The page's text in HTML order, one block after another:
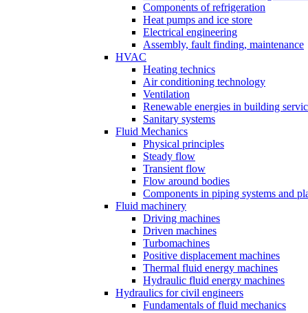
Components of refrigeration
Heat pumps and ice store
Electrical engineering
Assembly, fault finding, maintenance
HVAC
Heating technics
Air conditioning technology
Ventilation
Renewable energies in building
Sanitary systems
Fluid Mechanics
Physical principles
Steady flow
Transient flow
Flow around bodies
Components in piping systems and
Fluid machinery
Driving machines
Driven machines
Turbomachines
Positive displacement machines
Thermal fluid energy machines
Hydraulic fluid energy machines
Hydraulics for civil engineers
Fundamentals of fluid mechanics